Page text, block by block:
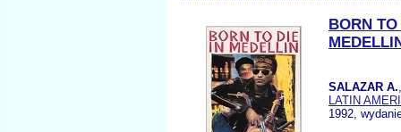
BORN
SALAZAR A.
LATIN
1992,